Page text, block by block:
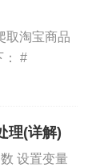
取淘宝商品
： #
理(详解)
设置变量